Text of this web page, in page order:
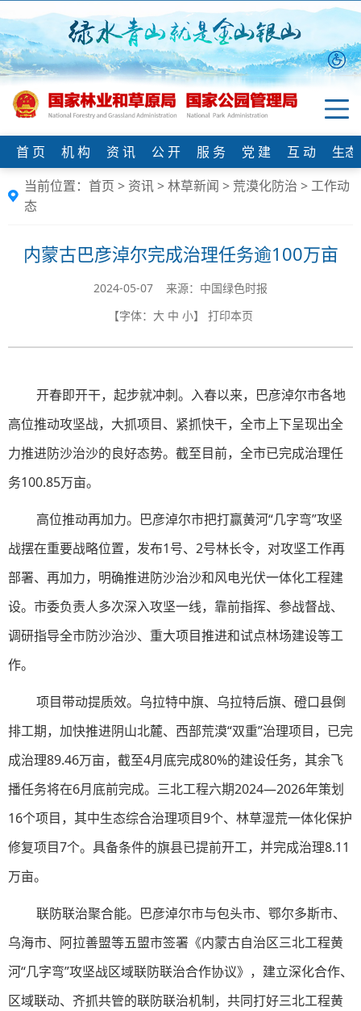
首 页 机 构 资 讯 公 开 服 务 党 建 互 动
生
当前位置： 首页 > 资讯>林草新闻 > 荒漠化防治 >工作动
态
内蒙古巴彦淖尔完成治理任务逾100万亩
2024-05-07 来源：中国绿色时报
【字体： 大 中 小】 打印本页
开春即开干，起步就冲刺。入春以来，巴彦淖尔市各地
高位推动攻坚战，大抓项目、紧抓快干，全市上下呈现出全
力推进防沙治沙的良好态势。截至目前，全市已完成治理任
务100.85万亩。
高位推动再加力。巴彦淖尔市把打赢黄河“几字弯”攻坚
战摆在重要战略位置，发布1号、2号林长令，对攻坚工作再
部署、再加力，明确推进防沙治沙和风电光伏一体化工程建
设。市委负责人多次深入攻坚一线，靠前指挥、参战督战、
调研指导全市防沙治沙、重大项目推进和试点林场建设等工
作。
项目带动提质效。乌拉特中旗、乌拉特后旗、磴口县倒
排工期，加快推进阴山北麓、西部荒漠“双重”治理项目，已完
成治理89.46万亩，截至4月底完成80%的建设任务，其余飞
播任务将在6月底前完成。三北工程六期2024—2026年策划
16个项目，其中生态综合治理项目9个、林草湿荒一体化保护
修复项目7个。具备条件的旗县已提前开工，并完成治理8.11
万亩。
联防联治聚合能。巴彦淖尔市与包头市、鄂尔多斯市、
乌海市、阿拉善盟等五盟市签署《内蒙古自治区三北工程黄
河“几字弯”攻坚战区域联防联治合作协议》，建立深化合作、
区域联动、齐抓共管的联防联治机制，共同打好三北工程黄